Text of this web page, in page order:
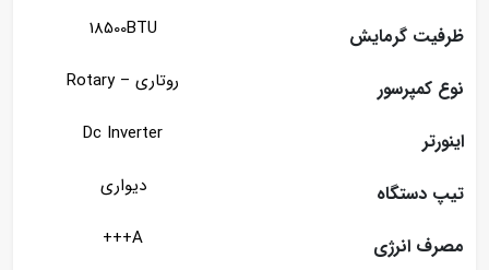
ظرفیت گرمایش 18500BTU
نوع کمپرسور روتاری – Rotary
اینورتر Dc Inverter
تیپ دستگاه دیواری
مصرف انرژی A+++